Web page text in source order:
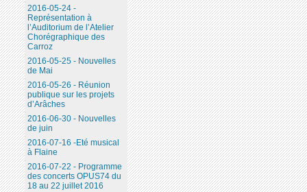
2016-05-24 -
Représentation à
l’Auditorium de l’Atelier
Chorégraphique des
Carroz
2016-05-25 - Nouvelles
de Mai
2016-05-26 - Réunion
publique sur les projets
d’Arâches
2016-06-30 - Nouvelles
de juin
2016-07-16 -Eté musical
à Flaine
2016-07-22 - Programme
des concerts OPUS74 du
18 au 22 juillet 2016